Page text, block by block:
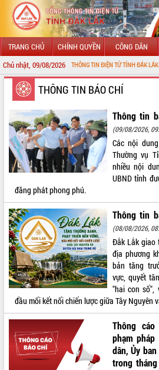
TRANG CHỦ CHÍNH QUYỀN CÔNG DÂN
Chủ nhật, 09/08/2026
ĐẾN VỚI CỔNG THÔNG TIN ĐIỆN TỬ TỈNH ĐẮK LẮK
GIỚI THIỆU
LÃNH ĐẠO UBND TỈNH
TIN TỨC SỰ KIỆN
SỞ, BAN, NGÀNH
THÔNG TIN CHỈ ĐẠO ĐIỀU HÀNH
HỆ THỐNG VĂN BẢN
VĂN BẢN HĐND TỈNH
ĐIỂM TIN VĂN BẢN
QUY HOẠCH - KẾ HOẠCH
THÔNG TIN BÁO CHÍ
Thông tin
(09/08/2026,
Các nội
Thường vụ
nhiều nội
UBND tỉnh
đăng phát phong phú.
Thông tin
(08/08/2026,
Đắk Lắk giao
địa phương
bản tăng
vực, quyết
"hai con số",
đầu mối kết nối chiến lược giữa Tây Nguyên
Thông
phạm
dân, Ủy
trong